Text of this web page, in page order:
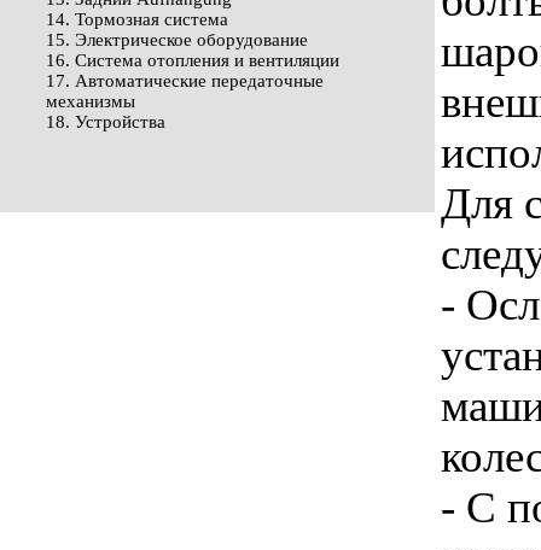
14. Тормозная система
15. Электрическое оборудование
16. Система отопления и вентиляции
17. Автоматические передаточные
механизмы
18. Устройства
Для
-
- С